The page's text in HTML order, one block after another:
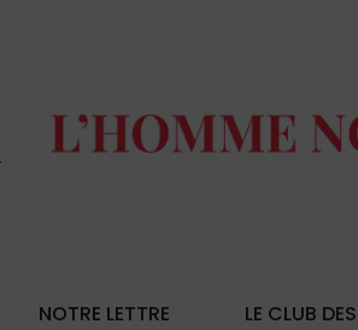
NOTRE LETTRE LE CLUB